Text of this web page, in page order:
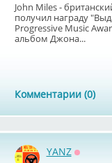
John Miles -
получил награду
Progressive Music
альбом Джона...
Комментарии (0)
YANZ